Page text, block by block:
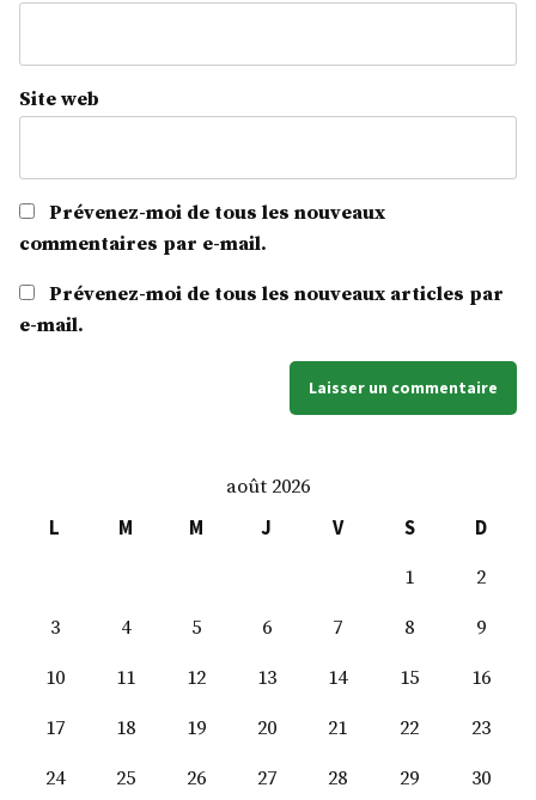
Site web
Prévenez-moi de tous les nouveaux
commentaires par e-mail.
Prévenez-moi de tous les nouveaux articles par
e-mail.
août 2026
L
M M J V S
D
1
2
3
4 5 6 7 8
9
10
11 12 13 14 15
16
17
18 19 20 21 22
23
24
25 26 27 28 29
30